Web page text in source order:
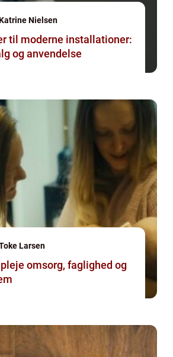
Nielsen
til moderne installationer:
og anvendelse
Larsen
og